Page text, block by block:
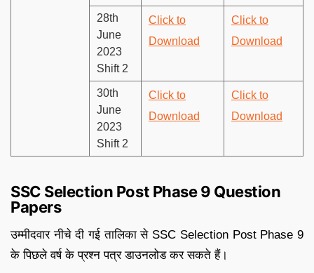
28th
June
2023
Shift 2
Click to
Download
Click to
Download
30th
June
2023
Shift 2
Click to
Download
Click to
Download
SSC Selection Post Phase 9 Question
Papers
उम्मीदवार नीचे दी गई तालिका से SSC Selection Post Phase 9
के पिछले वर्ष के प्रश्न पत्र डाउनलोड कर सकते हैं।